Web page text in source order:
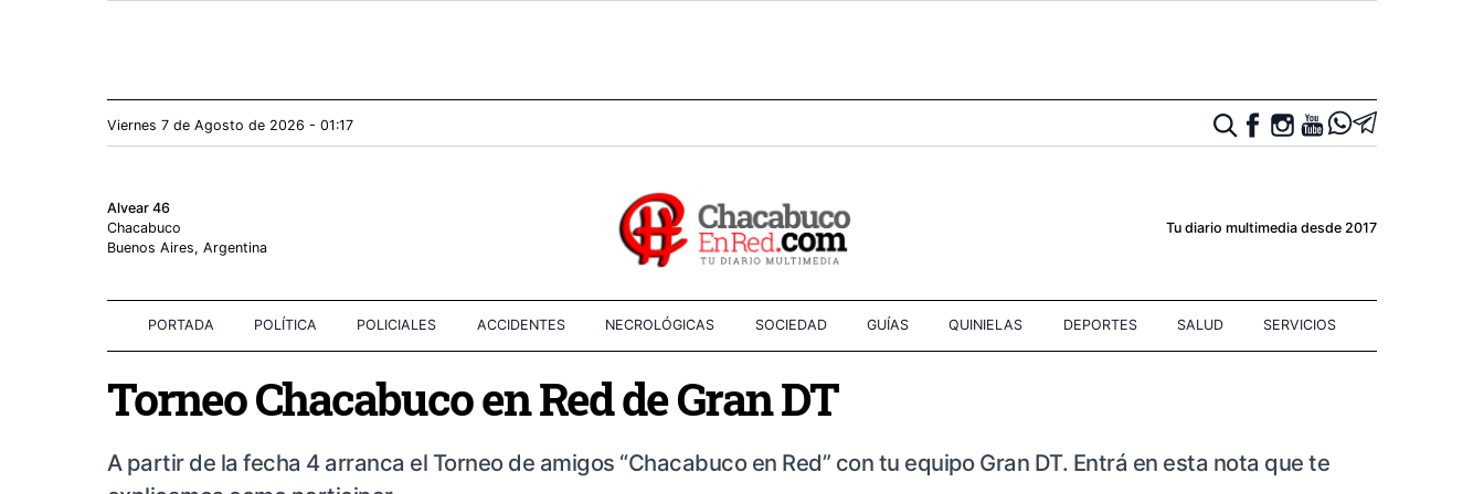
Viernes 7 de Agosto de 2026 - 01:17
Alvear 46
Chacabuco
Buenos Aires, Argentina
Tu diario multimedia desde 2017
PORTADA POLÍTICA POLICIALES ACCIDENTES NECROLÓGICAS SOCIEDAD GUÍAS QUINIELAS DEPORTES SALUD SERVICIOS
Torneo Chacabuco en Red de Gran DT
A partir de la fecha 4 arranca el Torneo de amigos “Chacabuco en Red” con tu equipo Gran DT. Entrá en esta nota que te